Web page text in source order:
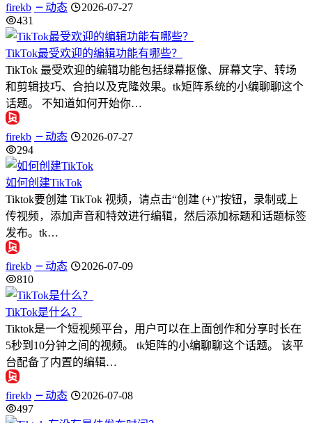
firekb 动态
2026-07-27
431
TikTok最受欢迎的编辑功能有哪些？
TikTok 最受欢迎的编辑功能包括绿幕抠像、屏幕文字、转场
和剪辑技巧、合拍以及克隆效果。tk矩阵系统的小编聊聊这个
话题。 不知道如何开始你…
firekb 动态
2026-07-27
294
如何创建TikTok
Tiktok要创建 TikTok 视频，请点击“创建 (+)”按钮，录制或上
传视频，添加声音和特效进行编辑，然后添加标题和话题标签
发布。tk…
firekb 动态
2026-07-09
810
TikTok是什么？
Tiktok是一个短视频平台，用户可以在上面创作和分享时长在
5秒到10分钟之间的视频。 tk矩阵的小编聊聊这个话题。 该平
台配备了内置的编辑…
firekb 动态
2026-07-08
497